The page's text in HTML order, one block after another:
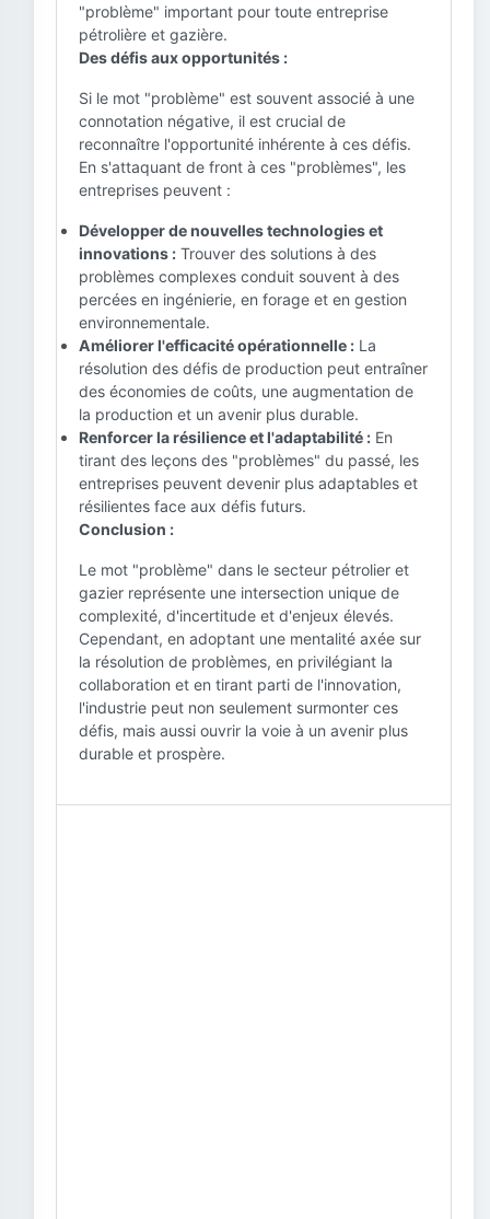
"problème" important pour toute entreprise
pétrolière et gazière.
Des défis aux opportunités :
Si le mot "problème" est souvent associé à une
connotation négative, il est crucial de
reconnaître l'opportunité inhérente à ces défis.
En s'attaquant de front à ces "problèmes", les
entreprises peuvent :
Développer de nouvelles technologies et
innovations : Trouver des solutions à des
problèmes complexes conduit souvent à des
percées en ingénierie, en forage et en gestion
environnementale.
Améliorer l'efficacité opérationnelle : La
résolution des défis de production peut entraîner
des économies de coûts, une augmentation de
la production et un avenir plus durable.
Renforcer la résilience et l'adaptabilité : En
tirant des leçons des "problèmes" du passé, les
entreprises peuvent devenir plus adaptables et
résilientes face aux défis futurs.
Conclusion :
Le mot "problème" dans le secteur pétrolier et
gazier représente une intersection unique de
complexité, d'incertitude et d'enjeux élevés.
Cependant, en adoptant une mentalité axée sur
la résolution de problèmes, en privilégiant la
collaboration et en tirant parti de l'innovation,
l'industrie peut non seulement surmonter ces
défis, mais aussi ouvrir la voie à un avenir plus
durable et prospère.